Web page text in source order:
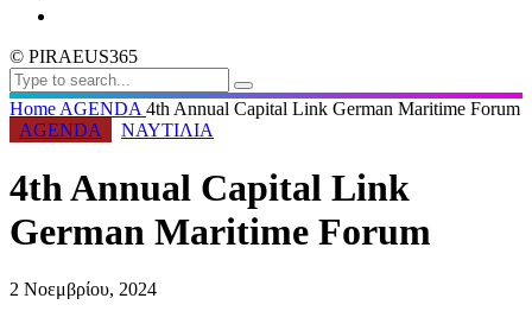
© PIRAEUS365
Home AGENDA 4th Annual Capital Link German Maritime Forum
AGENDA
ΝΑΥΤΙΛΙΑ
4th Annual Capital Link
German Maritime Forum
2 Νοεμβρίου, 2024